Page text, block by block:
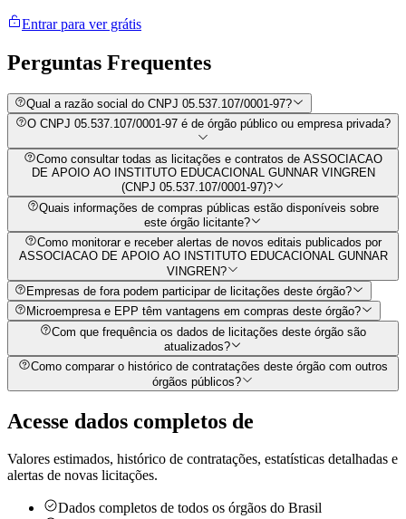
Entrar para ver grátis
Perguntas Frequentes
Qual a razão social do CNPJ 05.537.107/0001-97?
O CNPJ 05.537.107/0001-97 é de órgão público ou empresa privada?
Como consultar todas as licitações e contratos de ASSOCIACAO
DE APOIO AO INSTITUTO EDUCACIONAL GUNNAR VINGREN
(CNPJ 05.537.107/0001-97)?
Quais informações de compras públicas estão disponíveis sobre
este órgão licitante?
Como monitorar e receber alertas de novos editais publicados por
ASSOCIACAO DE APOIO AO INSTITUTO EDUCACIONAL GUNNAR
VINGREN?
Empresas de fora podem participar de licitações deste órgão?
Microempresa e EPP têm vantagens em compras deste órgão?
Com que frequência os dados de licitações deste órgão são
atualizados?
Como comparar o histórico de contratações deste órgão com outros
órgãos públicos?
Acesse dados completos de
Valores estimados, histórico de contratações, estatísticas detalhadas e
alertas de novas licitações.
Dados completos de todos os órgãos do Brasil